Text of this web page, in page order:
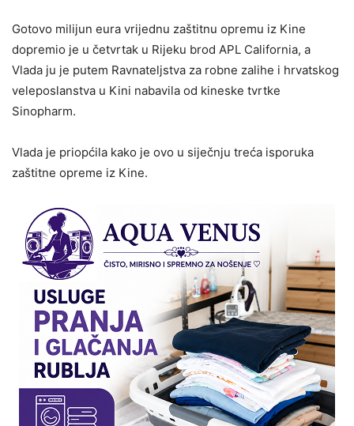
Gotovo milijun eura vrijednu zaštitnu opremu iz Kine
dopremio je u četvrtak u Rijeku brod APL California, a
Vlada ju je putem Ravnateljstva za robne zalihe i hrvatskog
veleposlanstva u Kini nabavila od kineske tvrtke
Sinopharm.
Vlada je priopćila kako je ovo u siječnju treća isporuka
zaštitne opreme iz Kine.